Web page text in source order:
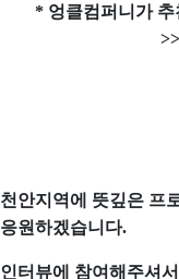
* 엉클컴퍼니가
>>
천안지역에 뜻깊은 프
응원하겠습니다.
인터뷰에 참여해주셔